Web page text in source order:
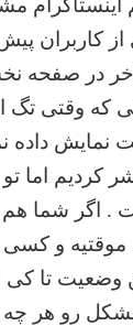
اینستاگرام
کاربران
. مثلا ۳ تا پست
که وقتی
نمایش داده
۶۴ تا پست منتشر
میبینن و بعضی ها
موقتیه و
وضعیت تا
رو هر چه